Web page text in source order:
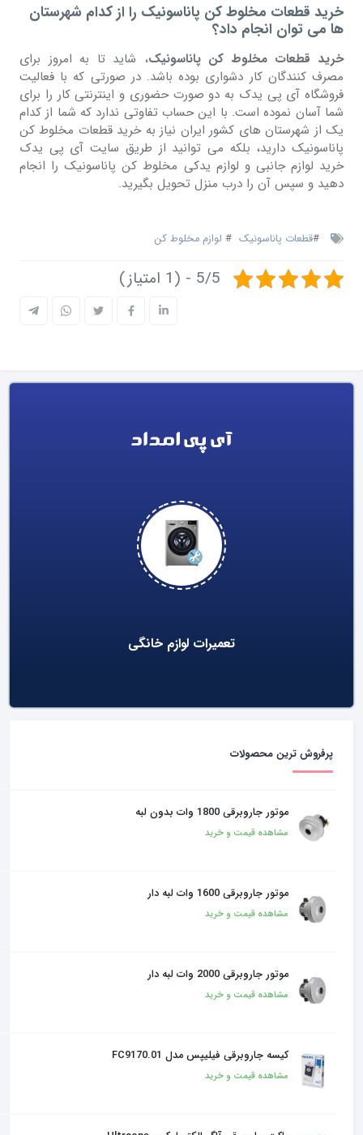
تعمیرات لوازم خانگی
پرفروش ترین محصولات
موتور جاروبرقی 1800 وات بدون لبه
مشاهده قیمت و خرید
موتور جاروبرقی 1600 وات لبه دار
مشاهده قیمت و خرید
موتور جاروبرقی 2000 وات لبه دار
مشاهده قیمت و خرید
کیسه جاروبرقی فیلیپس مدل FC9170.01
مشاهده قیمت و خرید
خرید قطعات مخلوط کن پاناسونیک را از کدام شهرستان
ها می توان انجام داد؟
خرید قطعات مخلوط کن پاناسونیک، شاید تا به امروز برای
مصرف کنندگان کار دشواری بوده باشد. در صورتی که با فعالیت
فروشگاه آی پی یدک به دو صورت حضوری و اینترنتی کار را برای
شما آسان نموده است. با این حساب تفاوتی ندارد که شما از کدام
یک از شهرستان های کشور ایران نیاز به خرید قطعات مخلوط کن
پاناسونیک دارید، بلکه می توانید از طریق سایت آی پی یدک
خرید لوازم جانبی و لوازم یدکی مخلوط کن پاناسونیک را انجام
دهید و سپس آن را درب منزل تحویل بگیرید.
#قطعات پاناسونیک # لوازم مخلوط کن
5/5 - (1 امتیاز)